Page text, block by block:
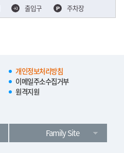
출입구 주차장
개인정보처리방침
이메일주소수집거부
원격지원
Family Site